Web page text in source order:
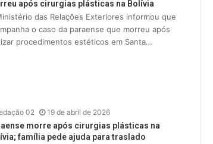
após cirurgias plásticas na Bolívia
das Relações Exteriores informou que
o caso da paraense que morreu após
procedimentos estéticos em Santa…
02 19 de abril de 2026
morre após cirurgias plásticas na
família pede ajuda para traslado